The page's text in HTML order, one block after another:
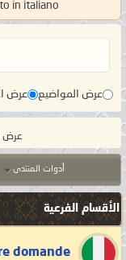
in italiano
عرض المواضيع عرض
عرض
أدوات المنتدى
الأقسام الفرعية
domande